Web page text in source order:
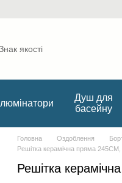
Ілюмінатори
Душ для
басейну
Головна Оздоблення
Решітка керамічна пряма
Решітка